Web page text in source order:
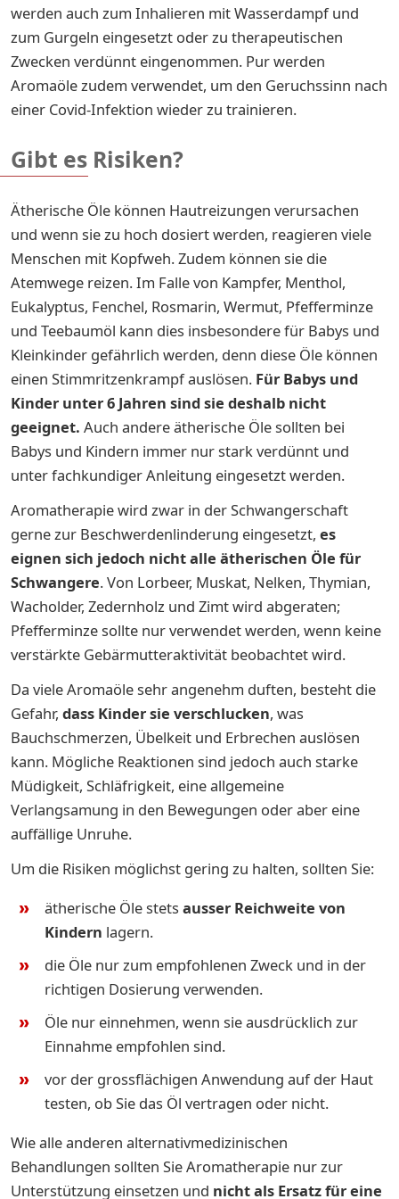
werden auch zum Inhalieren mit Wasserdampf und
zum Gurgeln eingesetzt oder zu therapeutischen
Zwecken verdünnt eingenommen. Pur werden
Aromaöle zudem verwendet, um den Geruchssinn nach
einer Covid-Infektion wieder zu trainieren.
Gibt es Risiken?
Ätherische Öle können Hautreizungen verursachen
und wenn sie zu hoch dosiert werden, reagieren viele
Menschen mit Kopfweh. Zudem können sie die
Atemwege reizen. Im Falle von Kampfer, Menthol,
Eukalyptus, Fenchel, Rosmarin, Wermut, Pfefferminze
und Teebaumöl kann dies insbesondere für Babys und
Kleinkinder gefährlich werden, denn diese Öle können
einen Stimmritzenkrampf auslösen. Für Babys und
Kinder unter 6 Jahren sind sie deshalb nicht
geeignet. Auch andere ätherische Öle sollten bei
Babys und Kindern immer nur stark verdünnt und
unter fachkundiger Anleitung eingesetzt werden.
Aromatherapie wird zwar in der Schwangerschaft
gerne zur Beschwerdenlinderung eingesetzt, es
eignen sich jedoch nicht alle ätherischen Öle für
Schwangere. Von Lorbeer, Muskat, Nelken, Thymian,
Wacholder, Zedernholz und Zimt wird abgeraten;
Pfefferminze sollte nur verwendet werden, wenn keine
verstärkte Gebärmutteraktivität beobachtet wird.
Da viele Aromaöle sehr angenehm duften, besteht die
Gefahr, dass Kinder sie verschlucken, was
Bauchschmerzen, Übelkeit und Erbrechen auslösen
kann. Mögliche Reaktionen sind jedoch auch starke
Müdigkeit, Schläfrigkeit, eine allgemeine
Verlangsamung in den Bewegungen oder aber eine
auffällige Unruhe.
Um die Risiken möglichst gering zu halten, sollten Sie:
ätherische Öle stets ausser Reichweite von
Kindern lagern.
die Öle nur zum empfohlenen Zweck und in der
richtigen Dosierung verwenden.
Öle nur einnehmen, wenn sie ausdrücklich zur
Einnahme empfohlen sind.
vor der grossflächigen Anwendung auf der Haut
testen, ob Sie das Öl vertragen oder nicht.
Wie alle anderen alternativmedizinischen
Behandlungen sollten Sie Aromatherapie nur zur
Unterstützung einsetzen und nicht als Ersatz für eine